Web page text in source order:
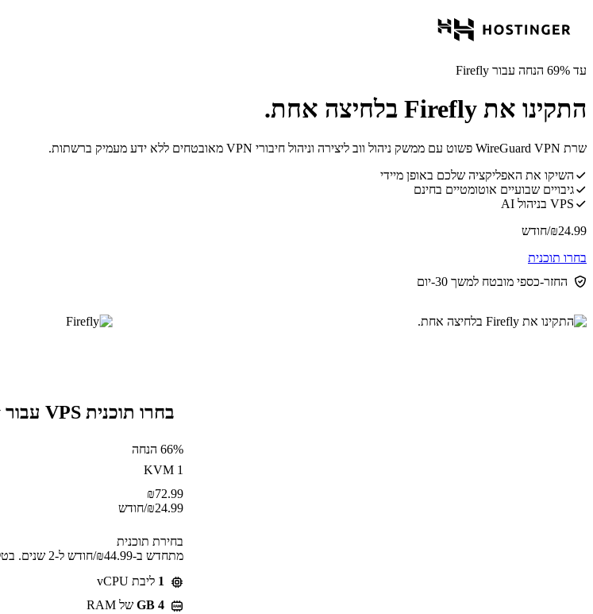
עד 69% הנחה עבור Firefly
התקינו את Firefly בלחיצה אחת.
שרת WireGuard VPN פשוט עם ממשק ניהול ווב ליצירה וניהול חיבורי VPN מאובטחים ללא ידע מעמיק ברשתות.
השיקו את האפליקציה שלכם באופן מיידי
גיבויים שבועיים אוטומטיים בחינם
VPS בניהול AI
24.99
₪/חודש
בחרו תוכנית
החזר-כספי מובטח למשך 30-יום
בחרו תוכנית VPS עבור Firefly
66% הנחה
KVM 1
72.99
₪
24.99
₪/חודש
בחירת תוכנית
מתחדש ב-⁦44.99⁩₪/חודש ל-2 שנים. בטלו בכל עת.
1 ליבת vCPU
GB 4 של RAM